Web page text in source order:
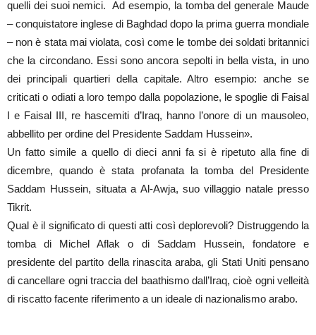
quelli dei suoi nemici. Ad esempio, la tomba del generale Maude
– conquistatore inglese di Baghdad dopo la prima guerra mondiale
– non è stata mai violata, così come le tombe dei soldati britannici
che la circondano. Essi sono ancora sepolti in bella vista, in uno
dei principali quartieri della capitale. Altro esempio: anche se
criticati o odiati a loro tempo dalla popolazione, le spoglie di Faisal
I e Faisal III, re hascemiti d’Iraq, hanno l’onore di un mausoleo,
abbellito per ordine del Presidente Saddam Hussein».
Un fatto simile a quello di dieci anni fa si è ripetuto alla fine di
dicembre, quando è stata profanata la tomba del Presidente
Saddam Hussein, situata a Al-Awja, suo villaggio natale presso
Tikrit.
Qual è il significato di questi atti così deplorevoli? Distruggendo la
tomba di Michel Aflak o di Saddam Hussein, fondatore e
presidente del partito della rinascita araba, gli Stati Uniti pensano
di cancellare ogni traccia del baathismo dall’Iraq, cioè ogni velleità
di riscatto facente riferimento a un ideale di nazionalismo arabo.